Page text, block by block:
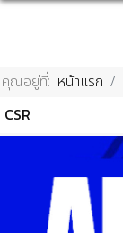
คุณอยู่ที่: หน้าแรก
CSR